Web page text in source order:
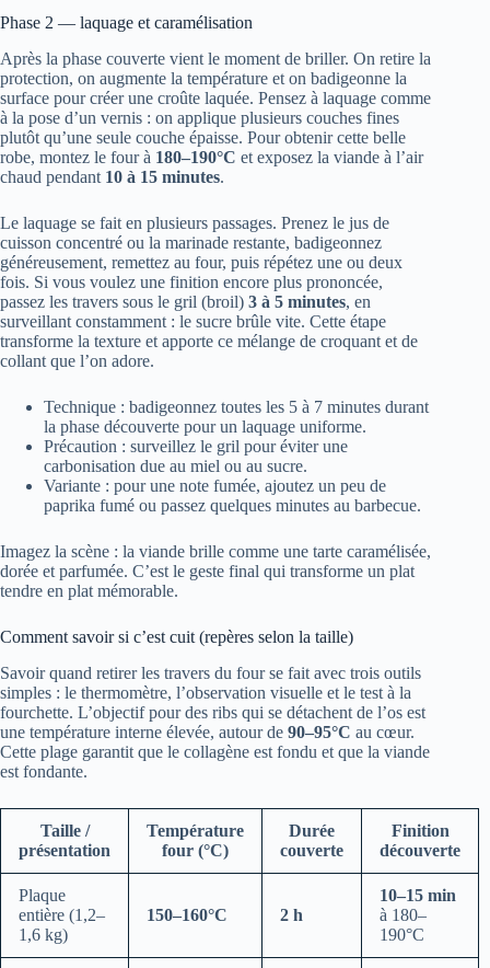
Phase 2 — laquage et caramélisation
Après la phase couverte vient le moment de briller. On retire la
protection, on augmente la température et on badigeonne la
surface pour créer une croûte laquée. Pensez à laquage comme
à la pose d’un vernis : on applique plusieurs couches fines
plutôt qu’une seule couche épaisse. Pour obtenir cette belle
robe, montez le four à 180–190°C et exposez la viande à l’air
chaud pendant 10 à 15 minutes.
Le laquage se fait en plusieurs passages. Prenez le jus de
cuisson concentré ou la marinade restante, badigeonnez
généreusement, remettez au four, puis répétez une ou deux
fois. Si vous voulez une finition encore plus prononcée,
passez les travers sous le gril (broil) 3 à 5 minutes, en
surveillant constamment : le sucre brûle vite. Cette étape
transforme la texture et apporte ce mélange de croquant et de
collant que l’on adore.
Technique : badigeonnez toutes les 5 à 7 minutes durant
la phase découverte pour un laquage uniforme.
Précaution : surveillez le gril pour éviter une
carbonisation due au miel ou au sucre.
Variante : pour une note fumée, ajoutez un peu de
paprika fumé ou passez quelques minutes au barbecue.
Imagez la scène : la viande brille comme une tarte caramélisée,
dorée et parfumée. C’est le geste final qui transforme un plat
tendre en plat mémorable.
Comment savoir si c’est cuit (repères selon la taille)
Savoir quand retirer les travers du four se fait avec trois outils
simples : le thermomètre, l’observation visuelle et le test à la
fourchette. L’objectif pour des ribs qui se détachent de l’os est
une température interne élevée, autour de 90–95°C au cœur.
Cette plage garantit que le collagène est fondu et que la viande
est fondante.
Taille /
présentation
Température
four (°C)
Durée
couverte
Finition
découverte
Plaque
entière (1,2–
1,6 kg)
150–160°C 2 h
10–15 min
à 180–
190°C